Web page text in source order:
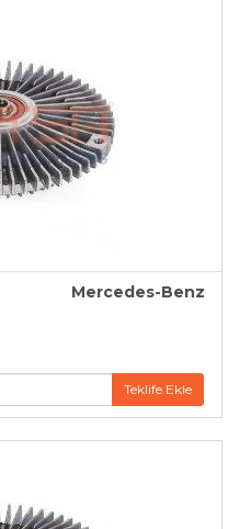
Mercedes-Benz
Teklife Ekle